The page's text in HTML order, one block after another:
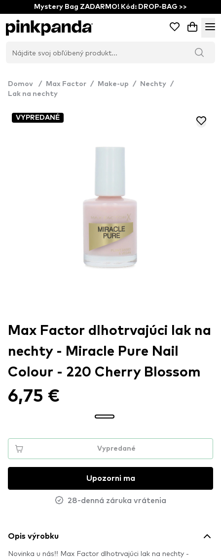
Mystery Bag ZADARMO! Kód: DROP-BAG >>
Domov / Max Factor / Make-up / Nechty /
Lak na nechty
VYPREDANÉ
Max Factor dlhotrvajúci lak na
nechty - Miracle Pure Nail
Colour - 220 Cherry Blossom
6,75 €
Vypredané
Upozorni ma
28-denná záruka vrátenia
Opis výrobku
Novinka u nás!! Max Factor dlhotrvajúci lak na nechty -